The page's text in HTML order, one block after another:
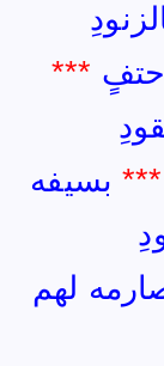
***
***بسيفه
لهم